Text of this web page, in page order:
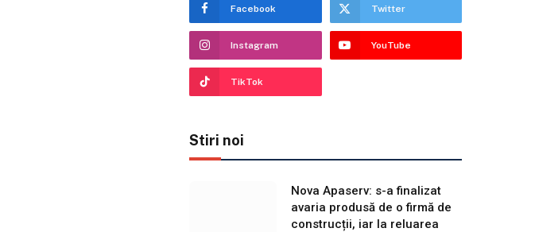
Facebook Twitter
Instagram YouTube
TikTok
Stiri noi
Nova Apaserv: s-a finalizat
avaria produsă de o firmă de
construcții, iar la reluarea